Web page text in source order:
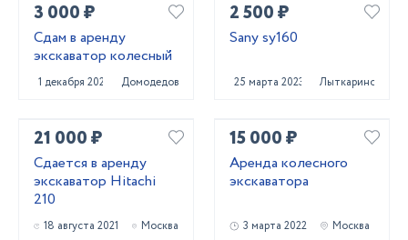
3 000 ₽
Сдам в аренду
экскаватор колесный
1 декабря 2023 Домодедово
2 500 ₽
Sany sy160
25 марта 2023 Лыткарино
21 000 ₽
Сдается в аренду
экскаватор Hitachi
210
18 августа 2021 Москва
15 000 ₽
Аренда колесного
экскаватора
3 марта 2022 Москва